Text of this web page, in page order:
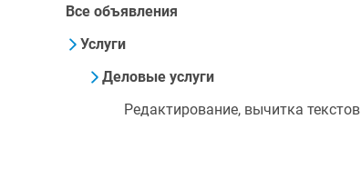
Все объявления
Услуги
Деловые услуги
Редактирование, вычитка текстов